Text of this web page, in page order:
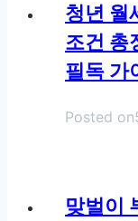
청년 월
조건 총
필독 가
Posted on
맞벌이